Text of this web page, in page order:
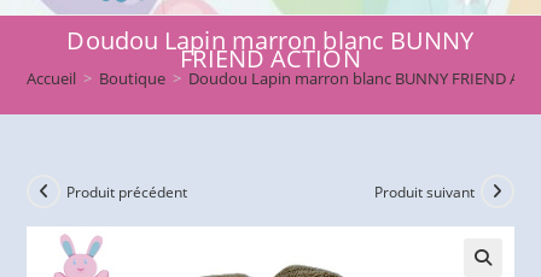
Doudou Lapin marron blanc BUNNY
FRIEND ACTION
Accueil > Boutique > Doudou Lapin marron blanc BUNNY FRIEND
Produit précédent Produit suivant